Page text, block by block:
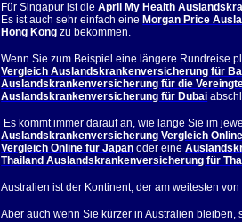
FürSingapur ist dieApril My Health
Es ist auch sehr einfach eine Morgan Price
Hong Kong zu bekommen.
Wenn Sie zum Beispiel eine längere Rundreise
Vergleich Auslandskrankenversicherung für
Auslandskrankenversicherung für die
Auslandskrankenversicherung für Dubai
Es kommt immer darauf an, wie lange Sie im
Auslandskrankenversicherung Vergleich
Vergleich Online für Japan oder eine
Thailand Auslandskrankenversicherung für
Australien ist der Kontinent, der am weitesten
Aber auch wenn Sie kürzer inAustralien bleiben,